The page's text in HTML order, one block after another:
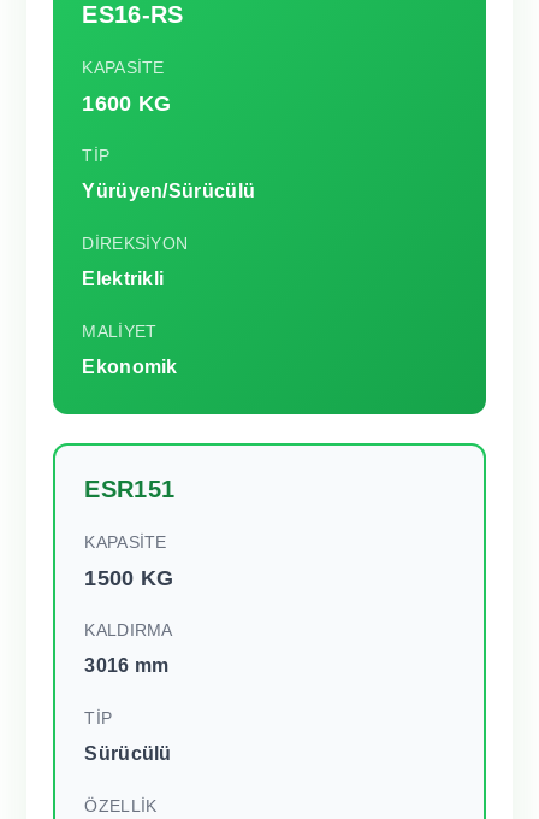
ES16-RS
KAPASİTE
1600 KG
TİP
Yürüyen/Sürücülü
DİREKSİYON
Elektrikli
MALİYET
Ekonomik
ESR151
KAPASİTE
1500 KG
KALDIRMA
3016 mm
TİP
Sürücülü
ÖZELLİK